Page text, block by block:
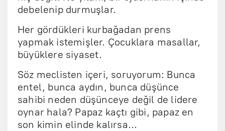
debelenip durmuşlar.
Her gördükleri kurbağadan prens
yapmak istemişler. Çocuklara masallar,
büyüklere siyaset.
Söz meclisten içeri, soruyorum: Bunca
entel, bunca aydın, bunca düşünce
sahibi neden düşünceye değil de lidere
oynar hala? Papaz kaçtı gibi, papaz en
son kimin elinde kalırsa…